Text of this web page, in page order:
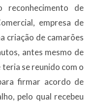
de
empresa de
criação de camarões
antes mesmo de
teria se reunido com o
firmar acordo de
pelo qual recebeu